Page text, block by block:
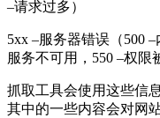
–请求过多）
5xx –服务器错误（500
服务不可用，550 –权限
抓取工具会使用这些信
其中的一些内容会对网